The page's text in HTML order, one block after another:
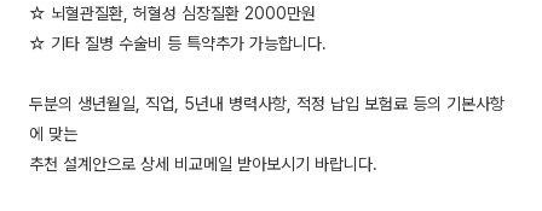
☆ 뇌혈관질환, 허혈성 심장질환 2000만원
☆ 기타 질병 수술비 등 특약추가 가능합니다.
두분의 생년월일, 직업, 5년내 병력사항, 적정 납입 보험료 등의 기본사항
에 맞는
추천 설계안으로 상세 비교메일 받아보시기 바랍니다.